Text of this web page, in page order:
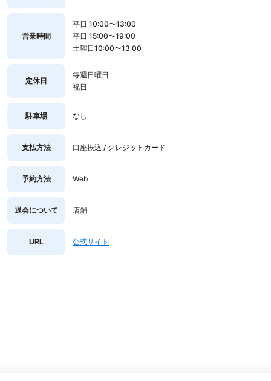
営業時間
平日 10:00〜13:00
平日 15:00〜19:00
土曜日10:00〜13:00
定休日
毎週日曜日
祝日
駐車場 なし
支払方法 口座振込 / クレジットカード
予約方法 Web
退会について 店舗
URL 公式サイト